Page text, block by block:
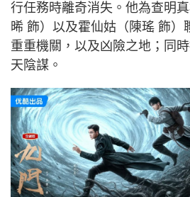
行任務時離奇消失。他為查明
晞 飾）以及霍仙姑（陳瑤 飾）
重重機關，以及凶險之地；同
天陰謀。